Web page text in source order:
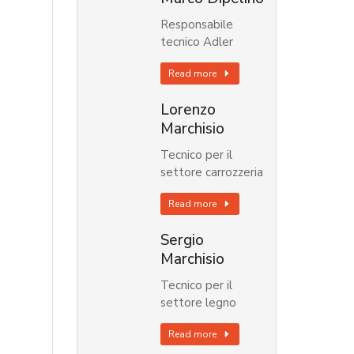
Responsabile
tecnico Adler
Read more
Lorenzo
Marchisio
Tecnico per il
settore carrozzeria
Read more
Sergio
Marchisio
Tecnico per il
settore legno
Read more